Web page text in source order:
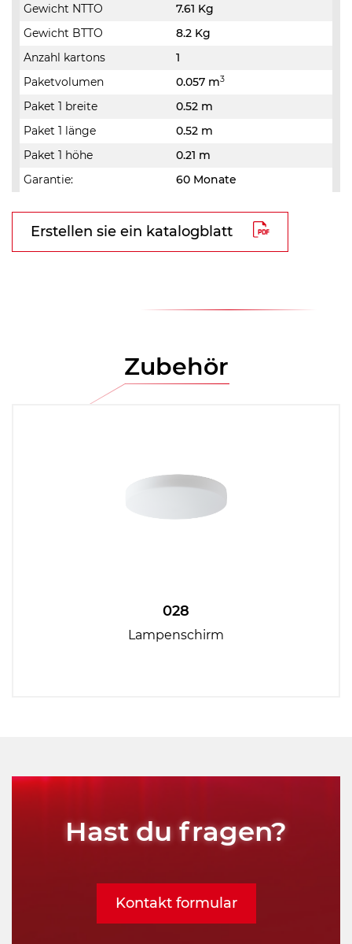
Gewicht NTTO
7.61 Kg
Gewicht BTTO
8.2 Kg
Anzahl kartons
1
Paketvolumen
0.057 m3
Paket 1 breite
0.52 m
Paket 1 länge
0.52 m
Paket 1 höhe
0.21 m
Garantie:
60 Monate
Erstellen sie ein katalogblatt
Zubehör
028
Lampenschirm
Hast du fragen?
Kontakt formular